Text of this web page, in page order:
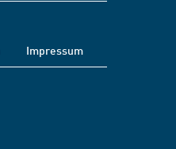
Impressum